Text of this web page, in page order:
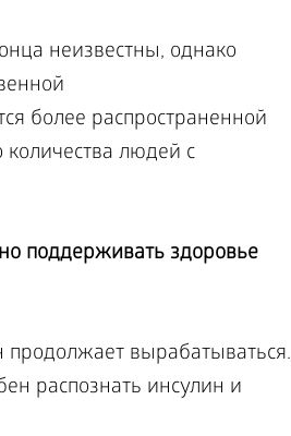
неизвестны, однако
более распространенной
людей с
поддерживать здоровье
продолжает вырабатываться.
распознать инсулин и